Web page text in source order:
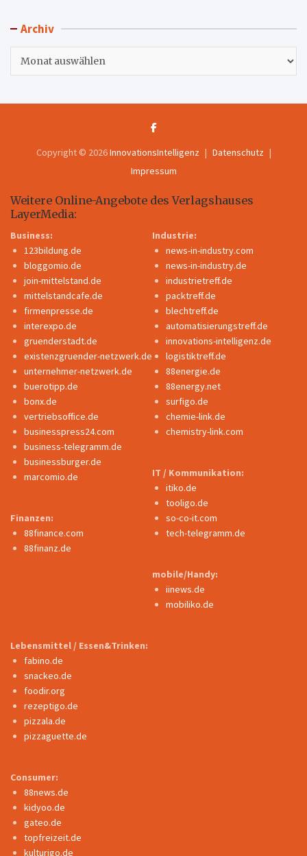
Archiv
Copyright © 2026InnovationsIntelligenz
Datenschutz
Impressum
Weitere Online-Angebote des Verlagshauses
LayerMedia:
Business:
123bildung.de
bloggomio.de
join-mittelstand.de
mittelstandcafe.de
firmenpresse.de
interexpo.de
gruenderstadt.de
existenzgruender-netzwerk.de
unternehmer-netzwerk.de
buerotipp.de
bonx.de
vertriebsoffice.de
businesspress24.com
business-telegramm.de
businessburger.de
marcomio.de
Finanzen:
88finance.com
88finanz.de
Industrie:
news-in-industry.com
news-in-industry.de
industrietreff.de
packtreff.de
blechtreff.de
automatisierungstreff.de
innovations-intelligenz.de
logistiktreff.de
88energie.de
88energy.net
surfigo.de
chemie-link.de
chemistry-link.com
IT / Kommunikation:
itiko.de
tooligo.de
so-co-it.com
tech-telegramm.de
mobile/Handy:
iinews.de
mobiliko.de
Lebensmittel / Essen&Trinken:
fabino.de
snackeo.de
foodir.org
rezeptigo.de
pizzala.de
pizzaguette.de
Consumer:
88news.de
kidyoo.de
gateo.de
topfreizeit.de
kulturigo.de